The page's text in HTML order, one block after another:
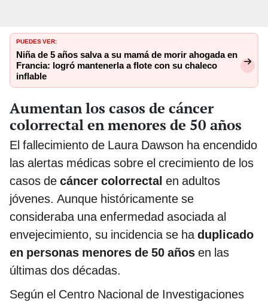
PUEDES VER:
Niña de 5 años salva a su mamá de morir ahogada en
Francia: logró mantenerla a flote con su chaleco
inflable
Aumentan los casos de cáncer
colorrectal en menores de 50 años
El fallecimiento de Laura Dawson ha encendido
las alertas médicas sobre el crecimiento de los
casos de cáncer colorrectal en adultos
jóvenes. Aunque históricamente se
consideraba una enfermedad asociada al
envejecimiento, su incidencia se haduplicado
en personas menores de 50 años en las
últimas dos décadas.
Según el Centro Nacional de Investigaciones